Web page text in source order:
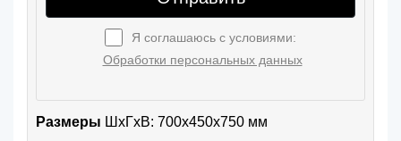
Я соглашаюсь с условиями:
Обработки персональных данных
Размеры ШxГхВ: 700x450x750 мм